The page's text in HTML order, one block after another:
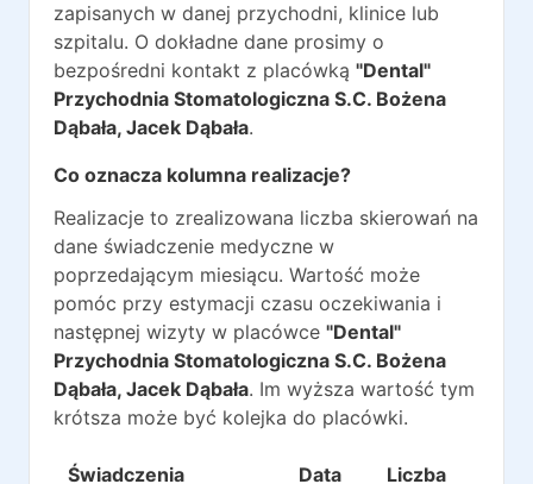
zapisanych w danej przychodni, klinice lub
szpitalu. O dokładne dane prosimy o
bezpośredni kontakt z placówką "Dental"
Przychodnia Stomatologiczna S.C. Bożena
Dąbała, Jacek Dąbała.
Co oznacza kolumna realizacje?
Realizacje to zrealizowana liczba skierowań na
dane świadczenie medyczne w
poprzedającym miesiącu. Wartość może
pomóc przy estymacji czasu oczekiwania i
następnej wizyty w placówce "Dental"
Przychodnia Stomatologiczna S.C. Bożena
Dąbała, Jacek Dąbała. Im wyższa wartość tym
krótsza może być kolejka do placówki.
Świadczenia Data Liczba